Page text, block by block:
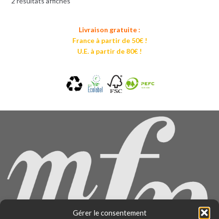
Gérer le consentement
Livraison gratuite :
France à partir de 50€ !
U.E. à partir de 80€ !